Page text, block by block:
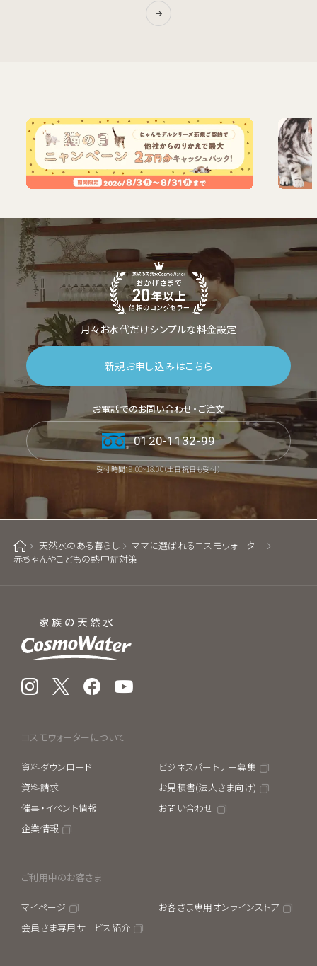
月々お水代だけシンプルな料金設定
新規お申し込みはこちら
お電話でのお問い合わせ・ご注文
0120-1132-99
受付時間：9:00~18:00（土日祝日も受付）
ホーム
天然水のある暮らし
ママに選ばれるコスモウォーター
赤ちゃんやこどもの熱中症対策
Instagram Facebook
コスモウォーターについて
資料ダウンロード
資料請求
催事・イベント情報
企業情報
ビジネスパートナー募集
お見積書(法人さま向け)
お問い合わせ
ご利用中のお客さま
マイページ
会員さま専用サービス紹介
お客さま専用オンラインストア